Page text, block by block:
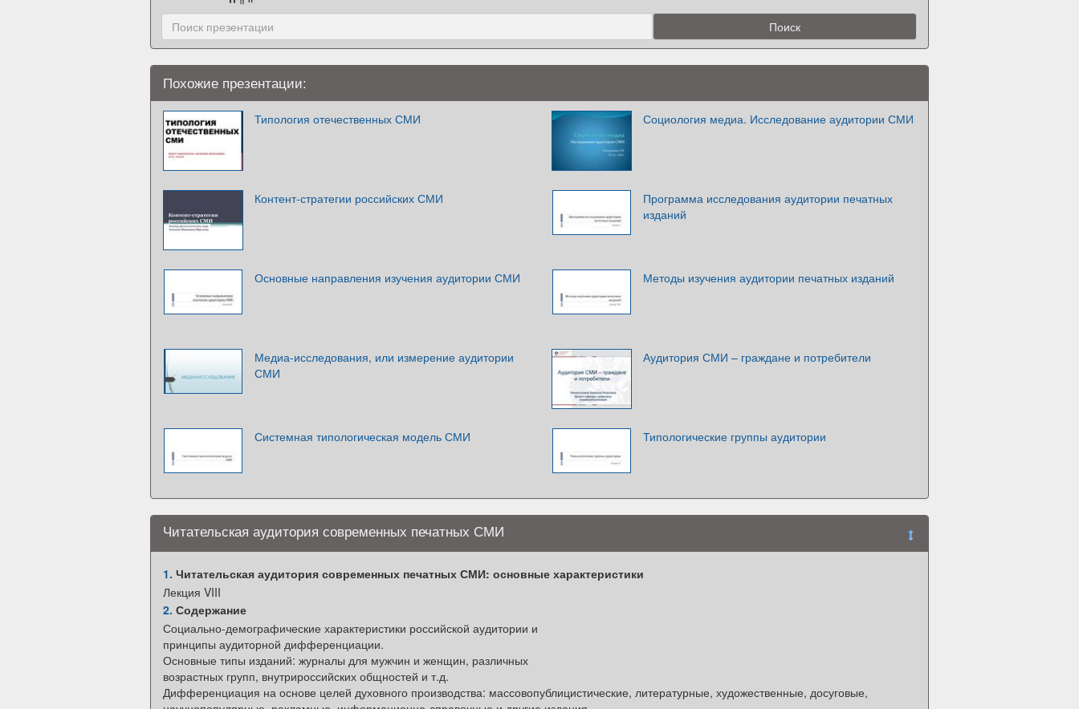
Похожие презентации:
Типология отечественных СМИ Социология медиа. Исследование аудитории СМИ
Контент-стратегии российских СМИ
Программа исследования аудитории печатных
изданий
Основные направления изучения аудитории СМИ Методы изучения аудитории печатных изданий
Медиа-исследования, или измерение аудитории
СМИ
Аудитория СМИ – граждане и потребители
Системная типологическая модель СМИ Типологические группы аудитории
Читательская аудитория современных печатных СМИ
1. Читательская аудитория современных печатных СМИ: основные характеристики
Лекция VIII
2. Содержание
Социально-демографические характеристики российской аудитории и
принципы аудиторной дифференциации.
Основные типы изданий: журналы для мужчин и женщин, различных
возрастных групп, внутрироссийских общностей и т.д.
Дифференциация на основе целей духовного производства: массовопублицистические, литературные, художественные, досуговые,